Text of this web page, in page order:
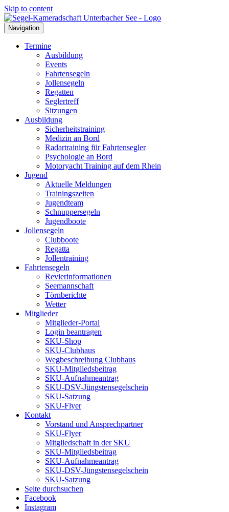
Skip to content
Navigation
Termine
Ausbildung
Events
Fahrtensegeln
Jollensegeln
Regatten
Seglertreff
Sitzungen
Ausbildung
Sicherheitstraining
Medizin an Bord
Radartraining für Fahrtensegler
Psychologie an Bord
Motoryacht Training auf dem Rhein
Jugend
Aktuelle Meldungen
Trainingszeiten
Jugendteam
Schnuppersegeln
Jugendboote
Jollensegeln
Clubboote
Regatta
Jollentraining
Fahrtensegeln
Revierinformationen
Seemannschaft
Törnberichte
Wetter
Mitglieder
Mitglieder-Portal
Login beantragen
SKU-Shop
SKU-Clubhaus
Wegbeschreibung Clubhaus
SKU-Mitgliedsbeitrag
SKU-Aufnahmeantrag
SKU-DSV-Jüngstensegelschein
SKU-Satzung
SKU-Flyer
Kontakt
Vorstand und Ansprechpartner
SKU-Flyer
Mitgliedschaft in der SKU
SKU-Mitgliedsbeitrag
SKU-Aufnahmeantrag
SKU-DSV-Jüngstensegelschein
SKU-Satzung
Seite durchsuchen
Facebook
Instagram